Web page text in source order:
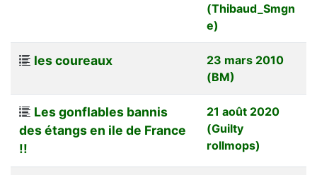
(Thibaud_Smgn
e)
les coureaux
23 mars 2010
(BM)
Les gonflables bannis
des étangs en ile de France
!!
21 août 2020
(Guilty
rollmops)